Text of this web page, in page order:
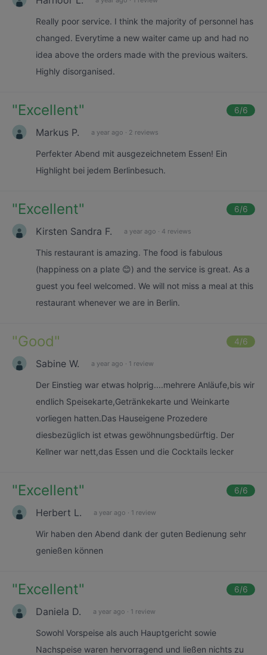
Really poor service. I think the majority of personnel has
changed. Everytime a new waiter came up and had no
idea above the orders made with the previous waiters.
Highly disorganised.
"Excellent" 6/6
Markus P. a year ago · 2 reviews
Perfekter Abend mit ausgezeichnetem Essen! Ein
Highlight bei jedem Berlinbesuch.
"Excellent" 6/6
Kirsten Sandra F. a year ago · 4 reviews
This restaurant is amazing. The food is fabulous
(happiness on a plate 😊) and the service is great. As a
guest you feel welcomed. We will not miss a meal at this
restaurant whenever we are in Berlin.
"Good" 4/6
Sabine W. a year ago · 1 review
Der Einstieg war etwas holprig....mehrere Anläufe,bis wir
endlich Speisekarte,Getränkekarte und Weinkarte
vorliegen hatten.Das Hauseigene Prozedere
diesbezüglich ist etwas gewöhnungsbedürftig. Der
Kellner war nett,das Essen und die Cocktails lecker
"Excellent" 6/6
Herbert L. a year ago · 1 review
Wir haben den Abend dank der guten Bedienung sehr
genießen können
"Excellent" 6/6
Daniela D. a year ago · 1 review
Sowohl Vorspeise als auch Hauptgericht sowie
Nachspeise waren hervorragend und ließen nichts zu